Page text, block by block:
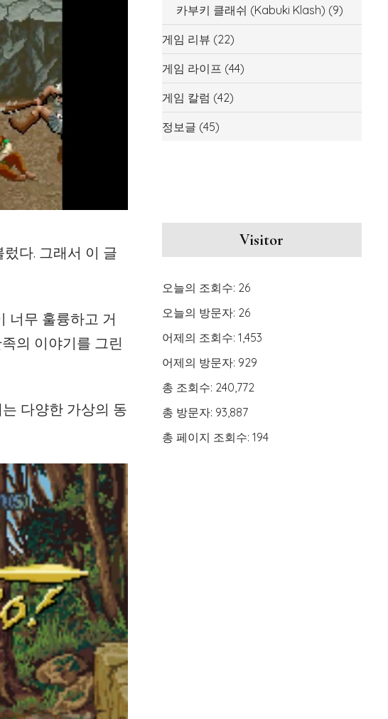
다. 그래서 이 글
너무 훌륭하고 거
의 이야기를 그린
다양한 가상의 동
카부키 클래쉬 (Kabuki Klash) (9)
게임 리뷰 (22)
게임 라이프 (44)
게임 칼럼 (42)
정보글 (45)
Visitor
오늘의 조회수: 26
오늘의 방문자: 26
어제의 조회수: 1,453
어제의 방문자: 929
총 조회수: 240,772
총 방문자: 93,887
총 페이지 조회수: 194